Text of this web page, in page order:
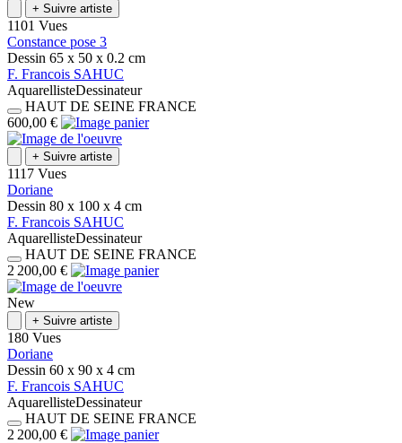
+ Suivre artiste
1101 Vues
Constance pose 3
Dessin 65 x 50 x 0.2 cm
F. Francois SAHUC
AquarellisteDessinateur
HAUT DE SEINE FRANCE
600,00 €
+ Suivre artiste
1117 Vues
Doriane
Dessin 80 x 100 x 4 cm
F. Francois SAHUC
AquarellisteDessinateur
HAUT DE SEINE FRANCE
2 200,00 €
New
+ Suivre artiste
180 Vues
Doriane
Dessin 60 x 90 x 4 cm
F. Francois SAHUC
AquarellisteDessinateur
HAUT DE SEINE FRANCE
2 200,00 €